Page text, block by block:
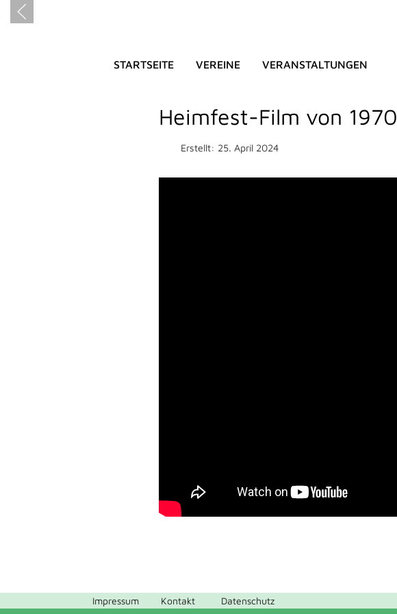
STARTSEITE VEREINE VERANSTALTUNGEN
HEIMATFEST BLOG
Heimfest-Film von 1970
Erstellt: 25. April 2024
Impressum Kontakt Datenschutz